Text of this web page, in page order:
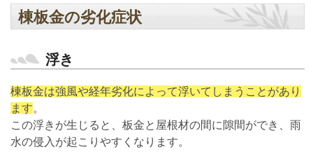
棟板金の劣化症状
浮き
棟板金は強風や経年劣化によって浮いてしまうことがあり
ます。
この浮きが生じると、板金と屋根材の間に隙間ができ、雨
水の侵入が起こりやすくなります。